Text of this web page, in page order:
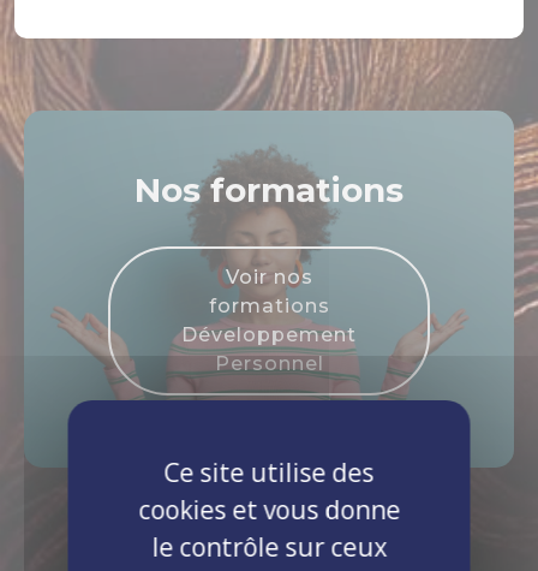
Nos formations
Voir nos
formations
Développement
Personnel
Ce site utilise des
cookies et vous donne
le contrôle sur ceux